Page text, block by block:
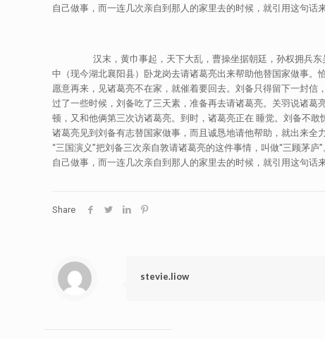
自己做事，而一连几次亲自到那人的家里去的时候，就引用这句话
汉末，黄巾事起，天下大乱，曹操坐据朝廷，孙权拥兵东吴，
中（现今湖北襄阳县）卧龙岗去请诸葛亮出来帮助他替国家做事
愿意再来，见诸葛亮不在家，就催着要回去。刘备只得留下一封信
过了一些时候，刘备吃了三天素，准备再去请诸葛亮。关羽说诸
顿，又和他俩第三次访诸葛亮。到时，诸葛亮正在 睡觉。刘备不敢
诸葛亮见到刘备有志替国家做事，而且诚恳地请他帮助，就出来全
“三国演义”把刘备三次亲自敦请诸葛亮的这件事情，叫做“三顾茅
自己做事，而一连几次亲自到那人的家里去的时候，就引用这句话
Share
stevie.liow